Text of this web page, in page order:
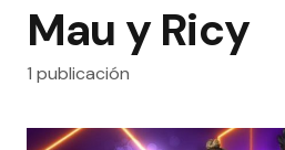
Mau y Ricy
1 publicación